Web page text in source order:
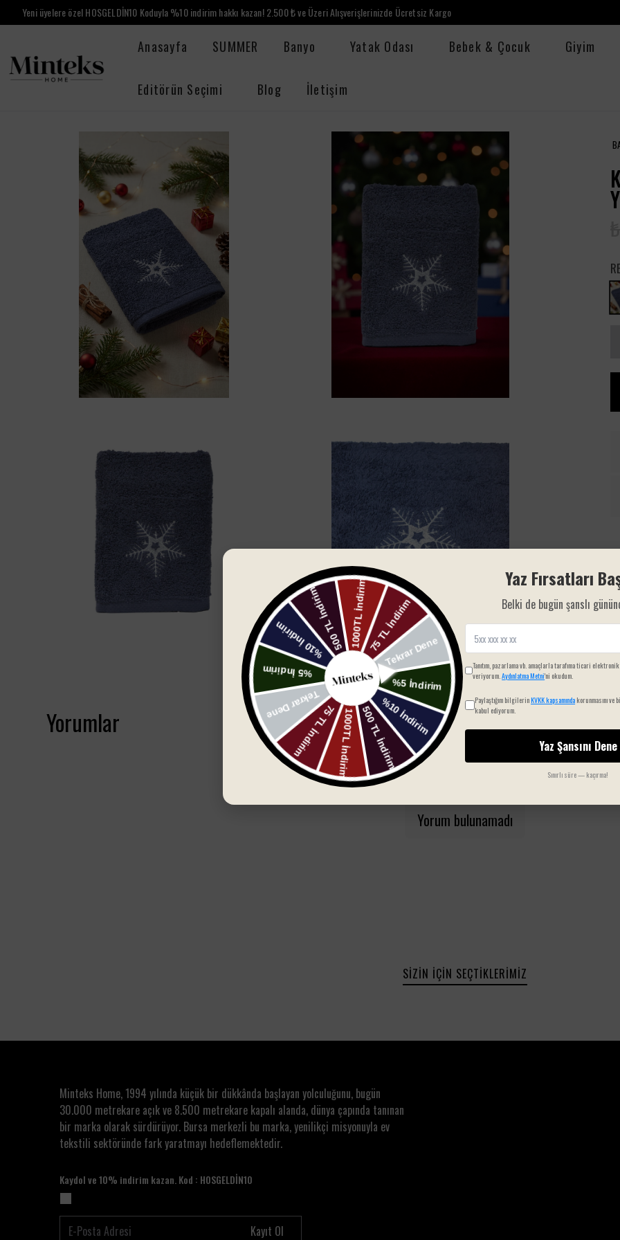
Yeni üyelere özel HOSGELDİN10 Koduyla %10 indirim hakkı kazan! 2.500 ₺ ve Üzeri Alışverişlerinizde Ücretsiz Kargo
Anasayfa SUMMER Banyo Yatak Odası Bebek & Çocuk Giyim
Editörün Seçimi Blog İletişim
Yorumlar
Yorum bulunamadı
SIZIN İÇIN SEÇTIKLERIMIZ
Minteks Home, 1994 yılında küçük bir dükkânda başlayan yolculuğunu, bugün
30.000 metrekare açık ve 8.500 metrekare kapalı alanda, dünya çapında tanınan
bir marka olarak sürdürüyor. Bursa merkezli bu marka, yenilikçi misyonuyla ev
tekstili sektöründe fark yaratmayı hedeflemektedir.
Kaydol ve 10% indirim kazan. Kod : HOSGELDİN10
Kayıt Ol
Yaz Fırsatları
Belki de bugün şanslı
Tanıtım, pazarlama vb. amaçlarla tarafıma ticari
veriyorum.Aydınlatma Metni'ni okudum.
Paylaştığım bilgilerinKVKK kapsamında korunmasını
kabul ediyorum.
Yaz Şansını Dene
Sınırlı süre — kaçırma!